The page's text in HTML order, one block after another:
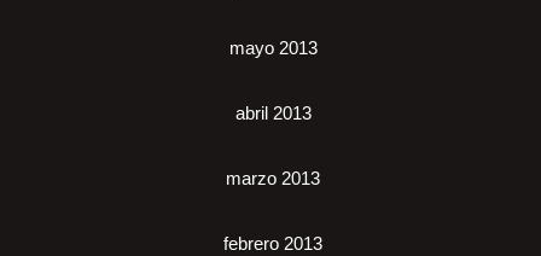
mayo 2013
abril 2013
marzo 2013
febrero 2013